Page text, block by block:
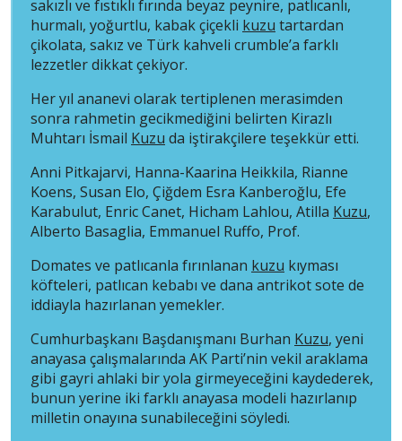
sakızlı ve fıstıklı fırında beyaz peynire, patlıcanlı,
hurmalı, yoğurtlu, kabak çiçekli kuzu tartardan
çikolata, sakız ve Türk kahveli crumble’a farklı
lezzetler dikkat çekiyor.
Her yıl ananevi olarak tertiplenen merasimden
sonra rahmetin gecikmediğini belirten Kirazlı
Muhtarı İsmail Kuzu da iştirakçilere teşekkür etti.
Anni Pitkajarvi, Hanna-Kaarina Heikkila, Rianne
Koens, Susan Elo, Çiğdem Esra Kanberoğlu, Efe
Karabulut, Enric Canet, Hicham Lahlou, Atilla Kuzu,
Alberto Basaglia, Emmanuel Ruffo, Prof.
Domates ve patlıcanla fırınlanan kuzu kıyması
köfteleri, patlıcan kebabı ve dana antrikot sote de
iddiayla hazırlanan yemekler.
Cumhurbaşkanı Başdanışmanı Burhan Kuzu, yeni
anayasa çalışmalarında AK Parti’nin vekil araklama
gibi gayri ahlaki bir yola girmeyeceğini kaydederek,
bunun yerine iki farklı anayasa modeli hazırlanıp
milletin onayına sunabileceğini söyledi.